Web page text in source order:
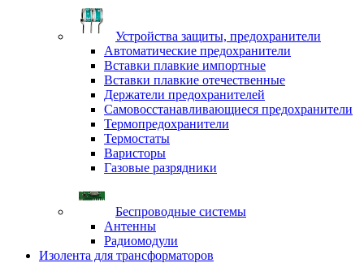
Устройства защиты, предохранители
Автоматические предохранители
Вставки плавкие импортные
Вставки плавкие отечественные
Держатели предохранителей
Самовосстанавливающиеся предохранители
Термопредохранители
Термостаты
Варисторы
Газовые разрядники
Беспроводные системы
Антенны
Радиомодули
Изолента для трансформаторов